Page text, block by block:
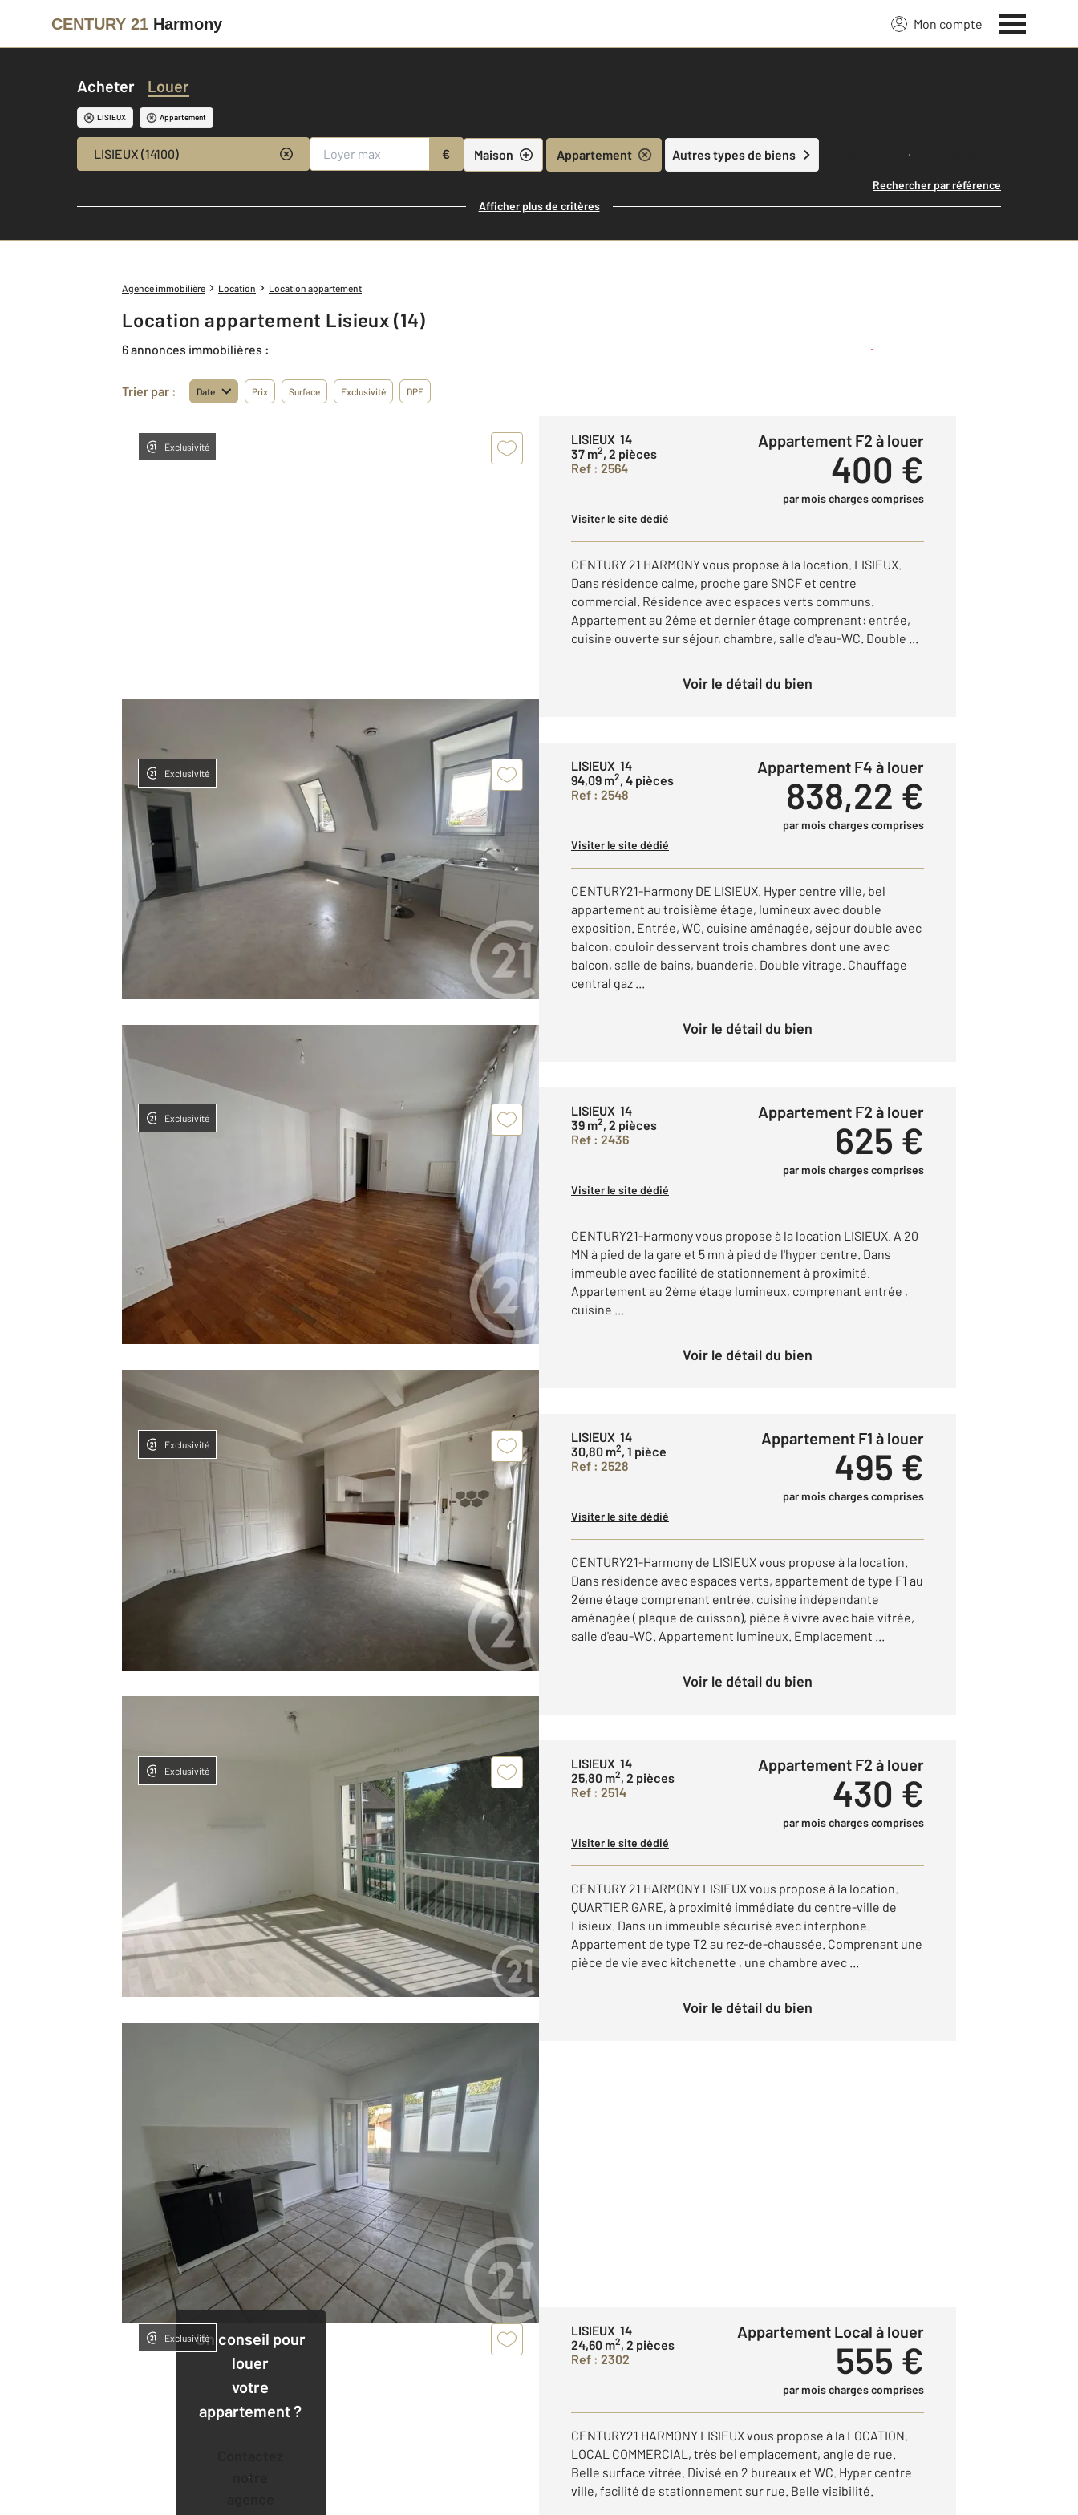
CENTURY 21 Harmony Mon compte
Acheter Louer
LISIEUX Appartement
LISIEUX (14100) € Maison Appartement Autres types de biens Lancer ma recherche
Rechercher par référence
Afficher plus de critères
Agence immobilière Location Location appartement
Location appartement Lisieux (14)
6 annonces immobilières : Créer une alerte
Trier par : Date Prix Surface Exclusivité DPE
Exclusivité
LISIEUX 14
37 m2, 2 pièces
Ref : 2564
Appartement F2 à louer
400 €
par mois charges comprises
Visiter le site dédié
CENTURY 21 HARMONY vous propose à la location. LISIEUX.
Dans résidence calme, proche gare SNCF et centre
commercial. Résidence avec espaces verts communs.
Appartement au 2éme et dernier étage comprenant: entrée,
cuisine ouverte sur séjour, chambre, salle d'eau-WC. Double ...
Voir le détail du bien
Exclusivité
LISIEUX 14
94,09 m2, 4 pièces
Ref : 2548
Appartement F4 à louer
838,22 €
par mois charges comprises
Visiter le site dédié
CENTURY21-Harmony DE LISIEUX. Hyper centre ville, bel
appartement au troisième étage, lumineux avec double
exposition. Entrée, WC, cuisine aménagée, séjour double avec
balcon, couloir desservant trois chambres dont une avec
balcon, salle de bains, buanderie. Double vitrage. Chauffage
central gaz ...
Voir le détail du bien
Exclusivité
LISIEUX 14
39 m2, 2 pièces
Ref : 2436
Appartement F2 à louer
625 €
par mois charges comprises
Visiter le site dédié
CENTURY21-Harmony vous propose à la location LISIEUX. A 20
MN à pied de la gare et 5 mn à pied de l'hyper centre. Dans
immeuble avec facilité de stationnement à proximité.
Appartement au 2ème étage lumineux, comprenant entrée ,
cuisine ...
Voir le détail du bien
Exclusivité
LISIEUX 14
30,80 m2, 1 pièce
Ref : 2528
Appartement F1 à louer
495 €
par mois charges comprises
Visiter le site dédié
CENTURY21-Harmony de LISIEUX vous propose à la location.
Dans résidence avec espaces verts, appartement de type F1 au
2éme étage comprenant entrée, cuisine indépendante
aménagée ( plaque de cuisson), pièce à vivre avec baie vitrée,
salle d'eau-WC. Appartement lumineux. Emplacement ...
Voir le détail du bien
Exclusivité
LISIEUX 14
25,80 m2, 2 pièces
Ref : 2514
Appartement F2 à louer
430 €
par mois charges comprises
Visiter le site dédié
CENTURY 21 HARMONY LISIEUX vous propose à la location.
QUARTIER GARE, à proximité immédiate du centre-ville de
Lisieux. Dans un immeuble sécurisé avec interphone.
Appartement de type T2 au rez-de-chaussée. Comprenant une
pièce de vie avec kitchenette , une chambre avec ...
Voir le détail du bien
Un conseil pour
louer
votre
appartement ?
notre
Exclusivité
LISIEUX 14
24,60 m2, 2 pièces
Ref : 2302
Appartement Local à louer
555 €
par mois charges comprises
CENTURY21 HARMONY LISIEUX vous propose à la LOCATION.
LOCAL COMMERCIAL, très bel emplacement, angle de rue.
Belle surface vitrée. Divisé en 2 bureaux et WC. Hyper centre
ville, facilité de stationnement sur rue. Belle visibilité.